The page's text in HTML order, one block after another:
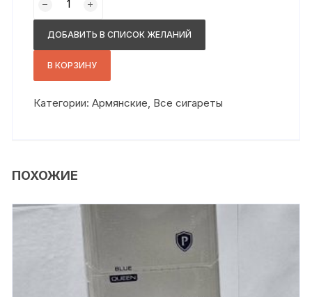
товара
Гарни
оригинал
ДОБАВИТЬ В СПИСОК ЖЕЛАНИЙ
В КОРЗИНУ
Категории:Армянские, Все сигареты
ПОХОЖИЕ